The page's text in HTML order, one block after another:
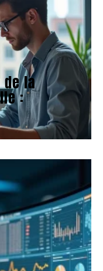
de la
: